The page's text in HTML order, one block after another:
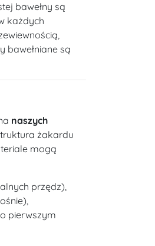
bawełny są
każdych
bawełniane są
naszych
żakardu
mogą
przędz),
pierwszym